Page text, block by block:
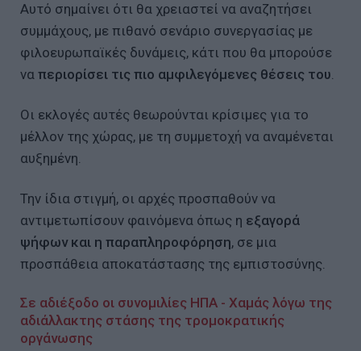
Αυτό σημαίνει ότι θα χρειαστεί να αναζητήσει
συμμάχους, με πιθανό σενάριο συνεργασίας με
φιλοευρωπαϊκές δυνάμεις, κάτι που θα μπορούσε
να περιορίσει τις πιο αμφιλεγόμενες θέσεις του.
Οι εκλογές αυτές θεωρούνται κρίσιμες για το
μέλλον της χώρας, με τη συμμετοχή να αναμένεται
αυξημένη.
Την ίδια στιγμή, οι αρχές προσπαθούν να
αντιμετωπίσουν φαινόμενα όπως η εξαγορά
ψήφων και η παραπληροφόρηση, σε μια
προσπάθεια αποκατάστασης της εμπιστοσύνης.
Σε αδιέξοδο οι συνομιλίες ΗΠΑ - Χαμάς λόγω της
αδιάλλακτης στάσης της τρομοκρατικής
οργάνωσης